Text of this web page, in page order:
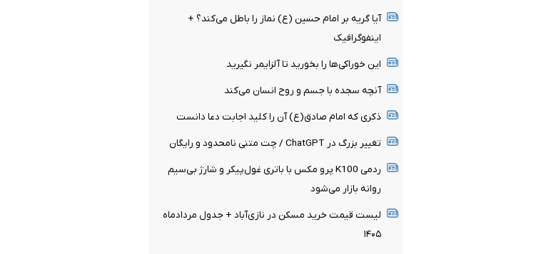
آیا گریه بر امام حسین (ع) نماز را باطل می‌کند؟ +
اینفوگرافیک
این خوراکی‌ها را بخورید تا آلزایمر نگیرید
آنچه سجده با جسم و روح انسان می‌کند
ذکری که امام صادق(ع) آن را کلید اجابت دعا دانست
تغییر بزرگ در ChatGPT / چت متنی نامحدود و رایگان
ردمی K100 پرو مکس با باتری غول‌پیکر و شارژ بی‌سیم
روانه بازار می‌شود
لیست قیمت خرید مسکن در نازی‌آباد + جدول مردادماه
۱۴۰۵